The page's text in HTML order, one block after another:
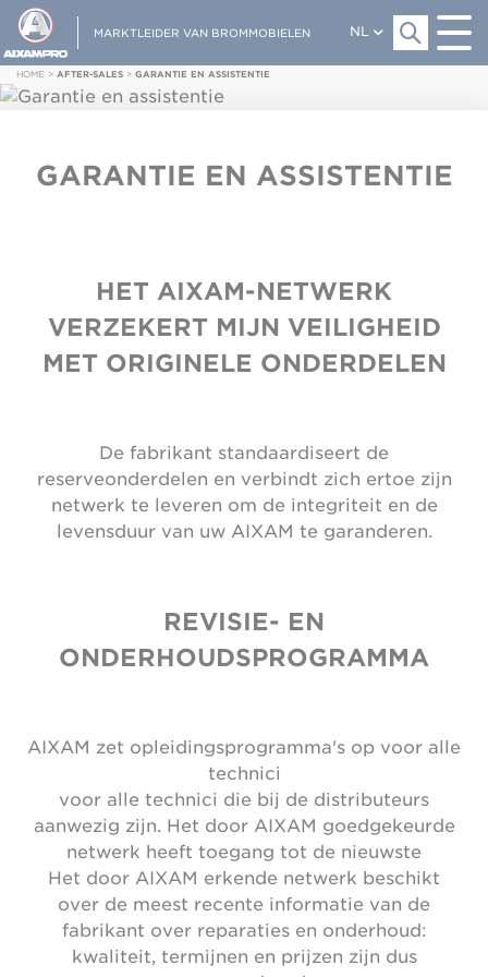
MARKTLEIDER VAN BROMMOBIELEN NL
HOME > AFTER-SALES > GARANTIE EN ASSISTENTIE
GARANTIE EN ASSISTENTIE
HET AIXAM-NETWERK
VERZEKERT MIJN VEILIGHEID
MET ORIGINELE ONDERDELEN
De fabrikant standaardiseert de
reserveonderdelen en verbindt zich ertoe zijn
netwerk te leveren om de integriteit en de
levensduur van uw AIXAM te garanderen.
REVISIE- EN
ONDERHOUDSPROGRAMMA
AIXAM zet opleidingsprogramma's op voor alle
technici
voor alle technici die bij de distributeurs
aanwezig zijn. Het door AIXAM goedgekeurde
netwerk heeft toegang tot de nieuwste
Het door AIXAM erkende netwerk beschikt
over de meest recente informatie van de
fabrikant over reparaties en onderhoud:
kwaliteit, termijnen en prijzen zijn dus